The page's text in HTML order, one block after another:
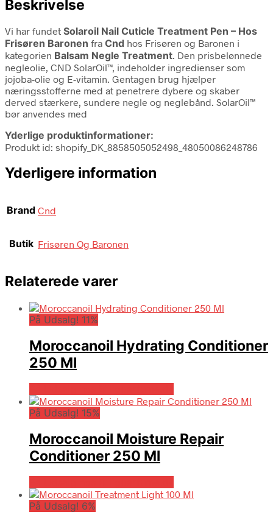
Beskrivelse
Vi har fundet Solaroil Nail Cuticle Treatment Pen – Hos
Frisøren Baronen fra Cnd hos Frisøren og Baronen i
kategorien Balsam Negle Treatment. Den prisbelønnede
negleolie, CND SolarOil™, indeholder ingredienser som
jojoba-olie og E-vitamin. Gentagen brug hjælper
næringsstofferne med at penetrere dybere og skaber
derved stærkere, sundere negle og neglebånd. SolarOil™
bør anvendes med
Yderlige produktinformationer:
Produkt id: shopify_DK_8858505052498_48050086248786
Yderligere information
Brand Cnd
Butik Frisøren Og Baronen
Relaterede varer
På Udsalg! 11%
Moroccanoil Hydrating Conditioner
250 Ml
På Udsalg! 15%
Moroccanoil Moisture Repair
Conditioner 250 Ml
På Udsalg! 6%